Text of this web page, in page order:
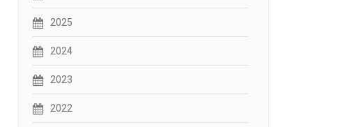
2025
2024
2023
2022